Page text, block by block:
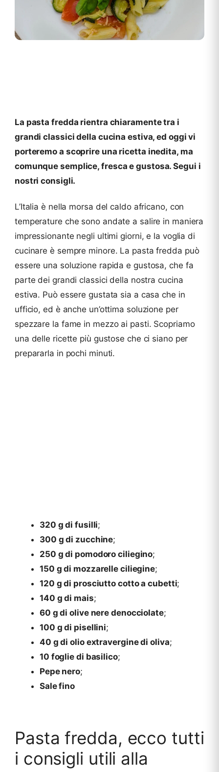
La pasta fredda rientra chiaramente tra i
grandi classici della cucina estiva, ed oggi vi
porteremo a scoprire una ricetta inedita, ma
comunque semplice, fresca e gustosa. Segui i
nostri consigli.
L’Italia è nella morsa del caldo africano, con
temperature che sono andate a salire in maniera
impressionante negli ultimi giorni, e la voglia di
cucinare è sempre minore. La pasta fredda può
essere una soluzione rapida e gustosa, che fa
parte dei grandi classici della nostra cucina
estiva. Può essere gustata sia a casa che in
ufficio, ed è anche un’ottima soluzione per
spezzare la fame in mezzo ai pasti. Scopriamo
una delle ricette più gustose che ci siano per
prepararla in pochi minuti.
320 g di fusilli;
300 g di zucchine;
250 g di pomodoro ciliegino;
150 g di mozzarelle ciliegine;
120 g di prosciutto cotto a cubetti;
140 g di mais;
60 g di olive nere denocciolate;
100 g di pisellini;
40 g di olio extravergine di oliva;
10 foglie di basilico;
Pepe nero;
Sale fino
Pasta fredda, ecco tutti
i consigli utili alla